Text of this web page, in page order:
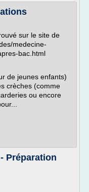
sur le site de
medecine-
bac.html
de jeunes enfants)
crèches (comme
ou encore
Préparation